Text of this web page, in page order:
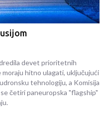
devet prioritetnih
hitno ulagati, uključujući
tehnologiju, a Komisija
četiri paneuropska "flagship"